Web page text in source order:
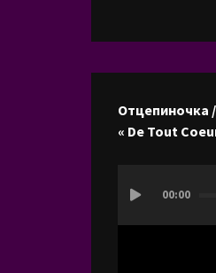
Отцепиночка
« De Tout
vidéo
00:00